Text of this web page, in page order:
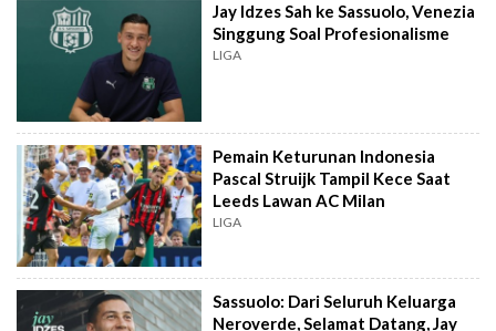
Jay Idzes Sah ke Sassuolo, Venezia
Singgung Soal Profesionalisme
LIGA
Pemain Keturunan Indonesia
Pascal Struijk Tampil Kece Saat
Leeds Lawan AC Milan
LIGA
Sassuolo: Dari Seluruh Keluarga
Neroverde, Selamat Datang, Jay